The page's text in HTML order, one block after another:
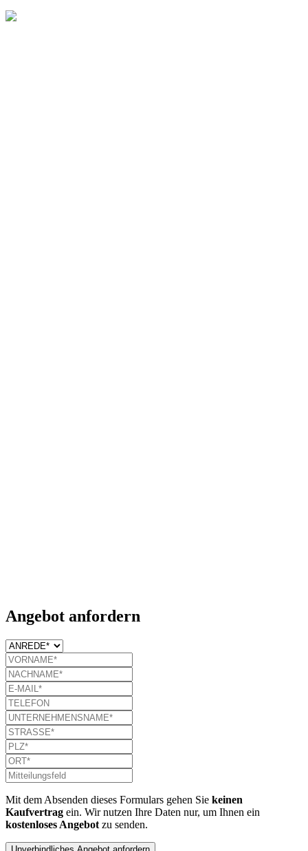
Angebot anfordern
Mit dem Absenden dieses Formulars gehen Sie keinen
Kaufvertrag ein. Wir nutzen Ihre Daten nur, um Ihnen ein
kostenloses Angebot zu senden.